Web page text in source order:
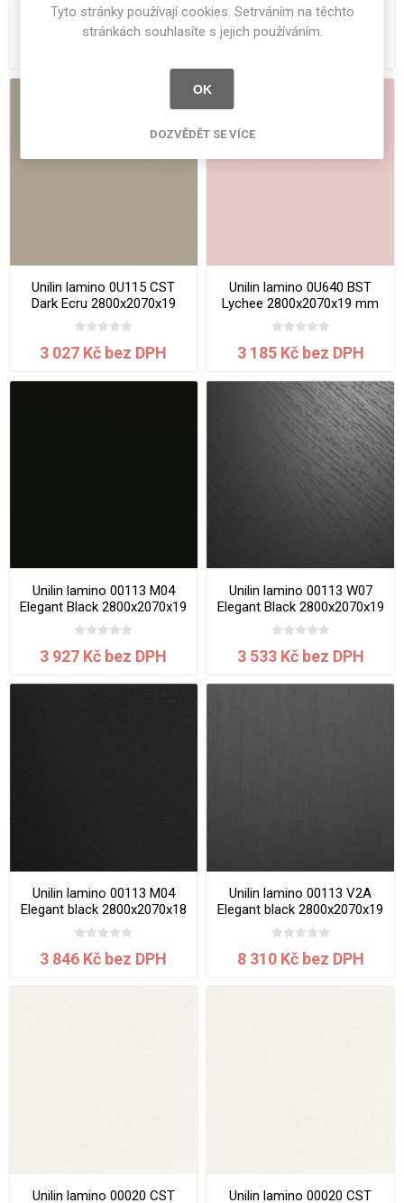
MST/CST Quartz
3050x1220x18.0 mm
mm
Unilin lamino 0U115 CST
Dark Ecru 2800x2070x19
mm
3 027 Kč bez DPH
Unilin lamino 0U640 BST
Lychee 2800x2070x19 mm
3 185 Kč bez DPH
Unilin lamino 00113 M04
Elegant Black 2800x2070x19
mm
3 927 Kč bez DPH
Unilin lamino 00113 W07
Elegant Black 2800x2070x19
mm
3 533 Kč bez DPH
Unilin lamino 00113 M04
Elegant black 2800x2070x18
mm
3 846 Kč bez DPH
Unilin lamino 00113 V2A
Elegant black 2800x2070x19
mm
8 310 Kč bez DPH
Unilin lamino 00020 CST
Unilin lamino 00020 CST
Tyto stránky používají cookies. Setrváním na těchto
stránkách souhlasíte s jejich používáním.
OK
DOZVĚDĚT SE VÍCE